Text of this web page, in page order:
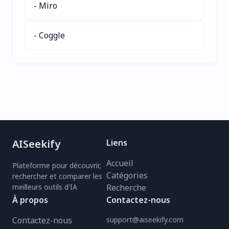
pour les créateurs de
transcrivez dans 98
- Miro
- Coggle
AISeekify
Plateforme pour découvrir,
rechercher et comparer les
meilleurs outils d'IA
Liens
Accueil
Catégories
Recherche
À propos
Contactez-nous
Contactez-nous
support@aiseekify.com